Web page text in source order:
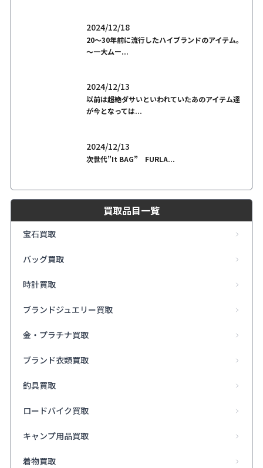
2024/12/18
20～30年前に流行したハイブランドのアイテム。
～一大ムー...
2024/12/13
以前は超絶ダサいといわれていたあのアイテム達
が今となっては...
2024/12/13
次世代”It BAG” FURLA...
買取品目一覧
宝石買取
バッグ買取
時計買取
ブランドジュエリー買取
金・プラチナ買取
ブランド衣類買取
釣具買取
ロードバイク買取
キャンプ用品買取
着物買取